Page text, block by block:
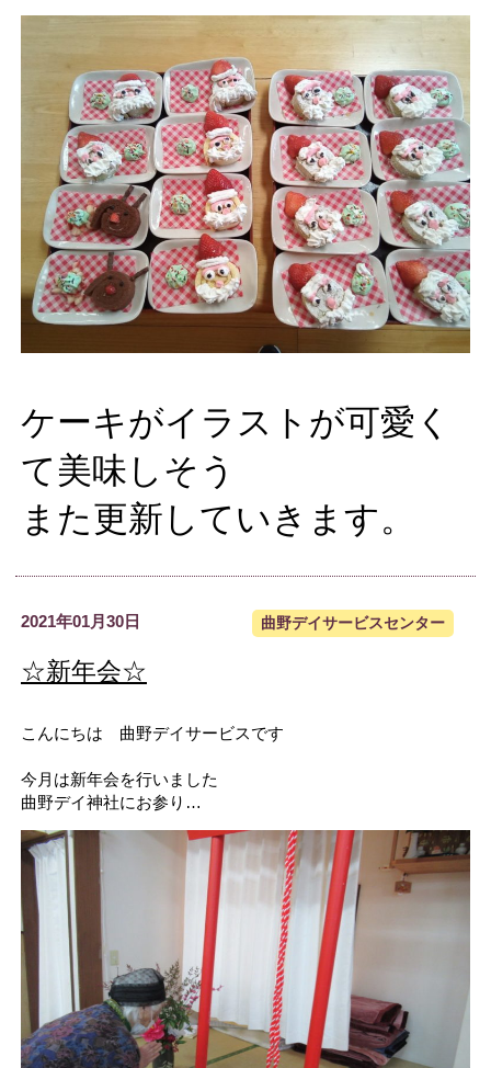
ケーキがイラストが可愛く
て美味しそう
また更新していきます。
2021年01月30日 曲野デイサービスセンター
☆新年会☆
こんにちは 曲野デイサービスです
今月は新年会を行いました
曲野デイ神社にお参り…